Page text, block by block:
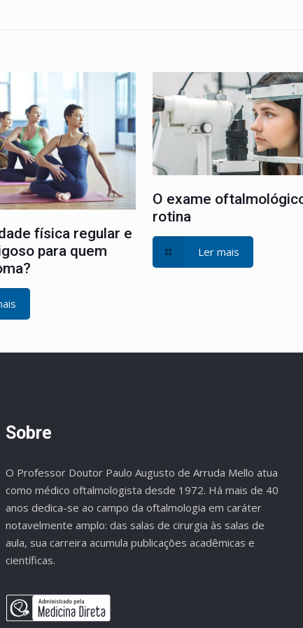
física regular e
para quem
O exame
rotina
Ler mais
Sobre
O Professor Doutor Paulo Augusto de Arruda Mello atua
como médico oftalmologista desde 1972. Há mais de 40
anos dedica-se ao campo da oftalmologia em caráter
notavelmente amplo: das salas de cirurgia às salas de
aula, sua carreira acumula publicações acadêmicas e
científicas.